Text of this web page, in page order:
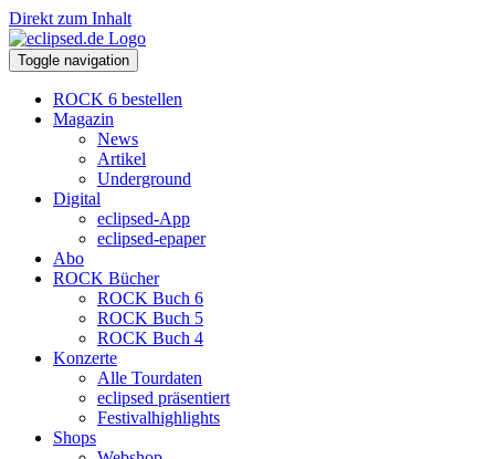
Direkt zum Inhalt
Toggle navigation
ROCK 6 bestellen
Magazin
News
Artikel
Underground
Digital
eclipsed-App
eclipsed-epaper
Abo
ROCK Bücher
ROCK Buch 6
ROCK Buch 5
ROCK Buch 4
Konzerte
Alle Tourdaten
eclipsed präsentiert
Festivalhighlights
Shops